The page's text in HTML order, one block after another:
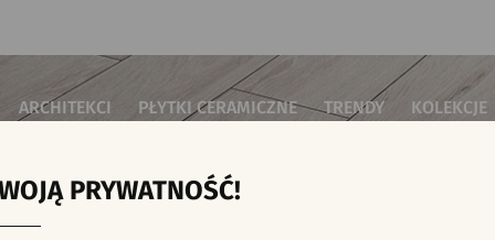
ARCHITEKCI PŁYTKI CERAMICZNE TRENDY KOLEKCJE
PRYWATNOŚĆ!